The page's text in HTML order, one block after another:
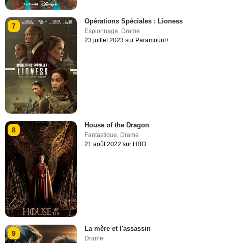
7
Opérations Spéciales : Lioness
Espionnage, Drame
23 juillet 2023 sur Paramount+
8
House of the Dragon
Fantastique Drame
21 août 2022 sur HBO
9
La mère et l'assassin
Drame